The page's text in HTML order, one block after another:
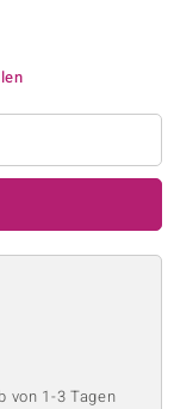
von 1-3 Tagen